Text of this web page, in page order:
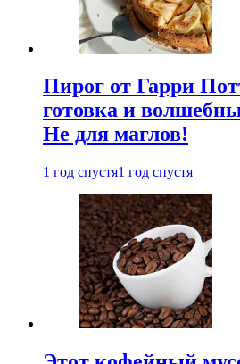
Пирог от Гарри
готовка и
Не для маглов!
1 год спустя1 год спустя